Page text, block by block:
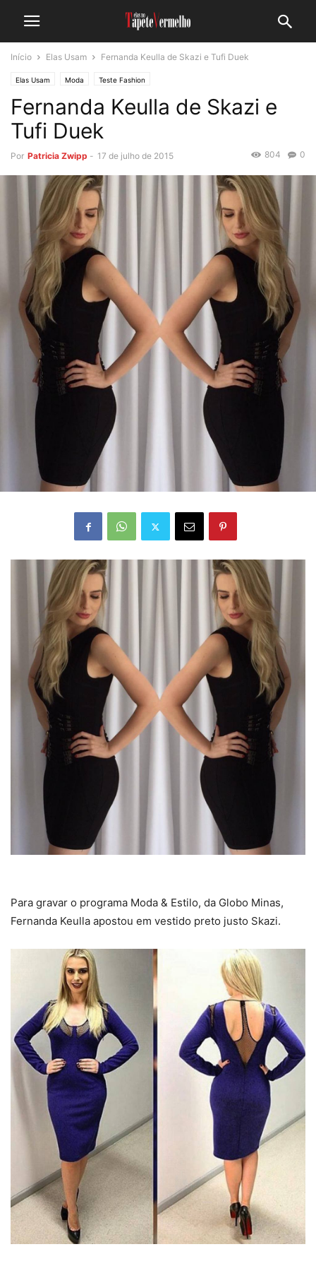
Início Elas Usam Fernanda Keulla de Skazi e Tufi Duek
Elas Usam Moda Teste Fashion
Fernanda Keulla de Skazi e
Tufi Duek
Por Patricia Zwipp - 17 de julho de 2015 0
804
Para gravar o programa Moda & Estilo, da Globo Minas,
Fernanda Keulla apostou em vestido preto justo Skazi.